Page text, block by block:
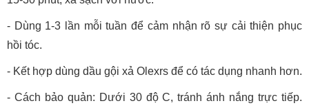
- Dùng 1-3 lần mỗi tuần để cảm nhận rõ sự cải thiện phục
hồi tóc.
- Kết hợp dùng dầu gội xả Olexrs để có tác dụng nhanh hơn.
- Cách bảo quản: Dưới 30 độ C, tránh ánh nắng trực tiếp.